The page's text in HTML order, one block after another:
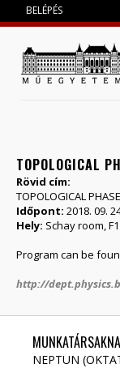
BELÉPÉS
TOPOLOGICAL
Rövid cím:
TOPOLOGICAL
Időpont: 2018. 09.
Hely: Schay room,
Program can be
http://
NEPTUN